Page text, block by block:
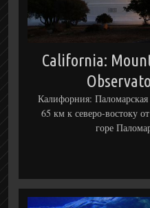
California:
Калифорния: Паломарская
65 км к северо-востоку
горе